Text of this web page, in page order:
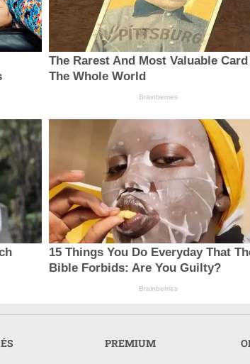
The Rarest And Most Valuable
The Whole World
Brainberries
15 Things You Do Everyday That
Bible Forbids: Are You Guilty?
Brainberries
PREMIUM